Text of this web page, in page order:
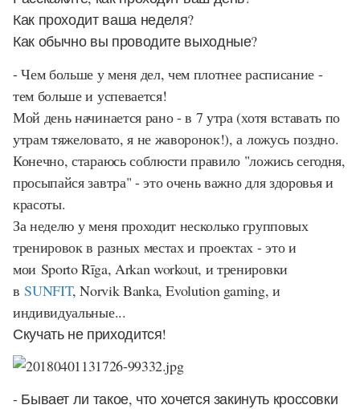
Как проходит ваша неделя?
Как обычно вы проводите выходные?
- Чем больше у меня дел, чем плотнее расписание -
тем больше и успевается!
Мой день начинается рано - в 7 утра (хотя вставать по
утрам тяжеловато, я не жаворонок!), а ложусь поздно.
Конечно, стараюсь соблюсти правило "ложись сегодня,
просыпайся завтра" - это очень важно для здоровья и
красоты.
За неделю у меня проходит несколько групповых
тренировок в разных местах и проектах - это и
мои Sporto Rīga, Arkan workout, и тренировки
вSUNFIT, Norvik Banka, Evolution gaming, и
индивидуальные...
Скучать не приходится!
- Бывает ли такое, что хочется закинуть кроссовки